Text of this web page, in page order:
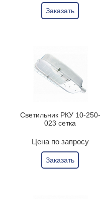
Заказать
Светильник РКУ 10-250-
023 сетка
Цена по запросу
Заказать